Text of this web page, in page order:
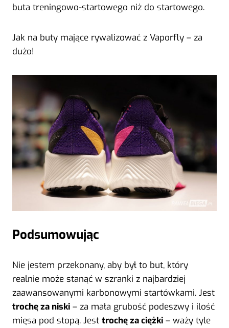
buta treningowo-startowego niż do startowego.
Jak na buty mające rywalizować z Vaporfly – za
dużo!
Podsumowując
Nie jestem przekonany, aby był to but, który
realnie może stanąć w szranki z najbardziej
zaawansowanymi karbonowymi startówkami. Jest
trochę za niski – za mała grubość podeszwy i ilość
mięsa pod stopą. Jest trochę za ciężki – waży tyle